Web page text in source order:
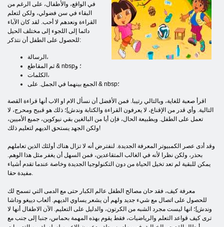
في الواقع، والأطفال، على الرغم من
البقاء في سن فضولي، ولكن لتعلم
القراءة ونعدهم لا أحب. لقد كان الآباء
دائما إلى اللجوء إلى مختلف الحيل
للحصول على الطفل أن نتذكر:
الرسالة،
ثم المقاطع & nbsp؛ و
الكلمات،
الجمع بينهما في الجمل. على & nbsp؛
اقرأ صعبة للغاية، وبالتالي رتيبا. فمن الأفضل أن نسأل الام او الاب أنها قراءة القصة
التالية. وأي قدر من الإقناع، لا يعرفون القراءة والكتابة وندش]؛ ذلك هو قبيح ومحرج، لا
تعمل على الطفل. وبطبيعة الحال، فإن أيا من البالغين بقي نيوكوين، جميع الأميين،
ولكن الجهد يستحق الديهم لتعليم ذلك!
وقد أدى عصر الكمبيوتر المعرفة الجديدة. لنفترض أنه لا تزال هناك أولئك الذين تعاملهم
بحذر، ولكن نظرا لأنه في الغالب المتقاعدين، فمن السهل أن يغفر مثل هذا الوهم.
يمكن للبقية لم تعد تخيل الحياة من دون التكنولوجيا الجديدة وخاصة عندما تقدم أشياء
مفيدة حقا.
معرفة كيف، فقد حان مصالح الطفل عالم الكبار حتى مع الدمى التي تسمح لك
للحصول على اتصال مع شيء جديد ولهم أن يشعر يساوي الديهم. ألعاب دييغو وداشا
وندش]؛ انها ليست مجرد الشبه من الكرتون، والدليل على التعليم. الآن الاطفال أنها لا
ترى كيف قواعد التعلم والرياضيات، فقط يقوم بهذه المهمة بحماس، جنبا إلى جنب مع